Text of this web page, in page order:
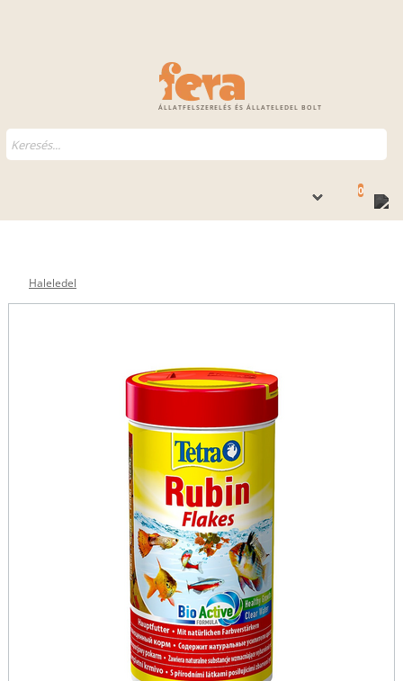
ÁLLATFELSZERELÉS ÉS ÁLLATELEDEL BOLT
0
Haleledel